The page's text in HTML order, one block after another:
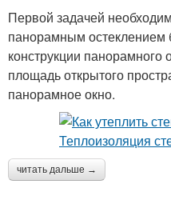
Первой задачей
панорамным остеклением
конструкции панорамного
площадь открытого
панорамное окно.
читать дальше →